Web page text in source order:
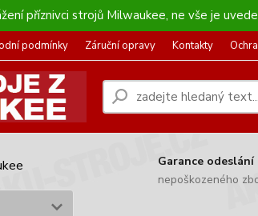
příznivci strojů Milwaukee, ne vše je
podmínky Záruční opravy Kontakty
Garance odeslání
nepoškozeného